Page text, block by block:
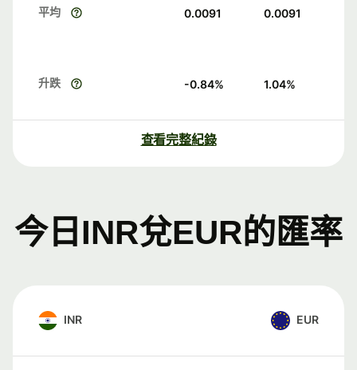
平均 0.0091 0.0091
升跌 -0.84% 1.04%
查看完整紀錄
今日INR兌EUR的匯率
INR EUR